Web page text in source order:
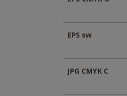
EPS sw
JPG CMYK C